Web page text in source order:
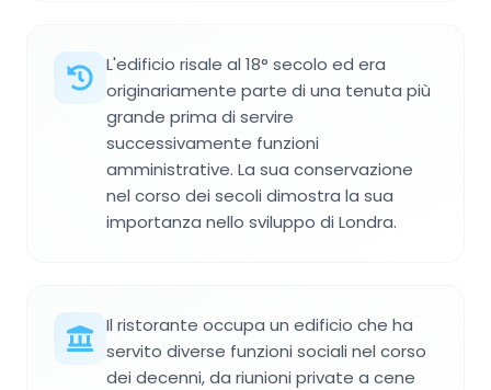
L'edificio risale al 18° secolo ed era
originariamente parte di una tenuta più
grande prima di servire
successivamente funzioni
amministrative. La sua conservazione
nel corso dei secoli dimostra la sua
importanza nello sviluppo di Londra.
Il ristorante occupa un edificio che ha
servito diverse funzioni sociali nel corso
dei decenni, da riunioni private a cene